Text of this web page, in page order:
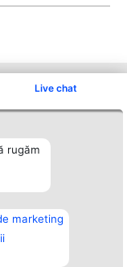
Live chat
rugăm
marketing
Contact
Contact